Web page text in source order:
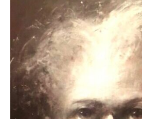
Adresse email*
Nom
Prénom
Statut / Organisation
Adresse email*